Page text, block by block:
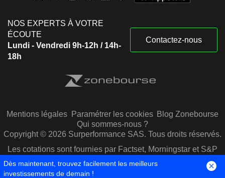
NOS EXPERTS À VOTRE
ÉCOUTE
Lundi - Vendredi 9h-12h / 14h-
18h
Contactez-nous
Mentions légales Paramétrer les cookies Blog Zonebourse
Qui sommes-nous ?
Copyright © 2026 Surperformance SAS. Tous droits réservés.
Les cotations sont fournies par Factset, Morningstar et S&P
Capital IQ
Dès maintenant, trouvez facilement les meilleurs
investissements de demain !